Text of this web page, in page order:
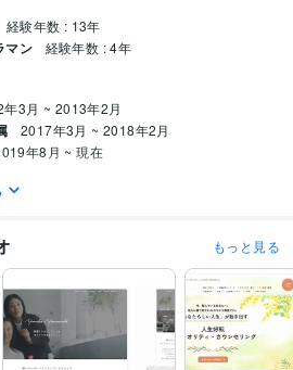
経験年数 : 13年
マン 経験年数 : 4年
3月 ~ 2013年2月
2017年3月 ~ 2018年2月
年8月 ~ 現在
ワーク
ール
Adobe Photoshop:20年
Lightroom:20年
もっと見る